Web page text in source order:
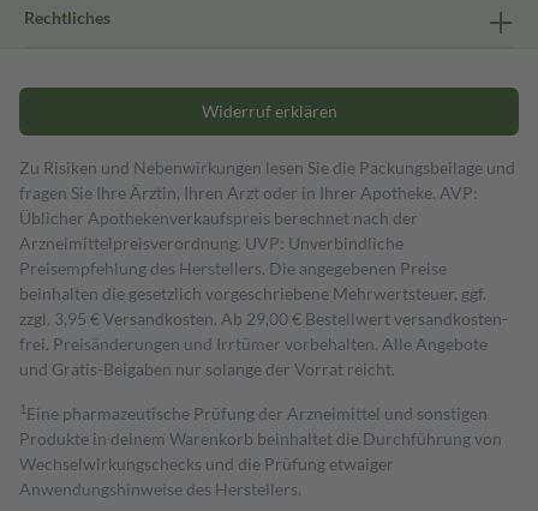
Rechtliches
Widerruf erklären
Zu Risiken und Nebenwirkungen lesen Sie die Packungsbeilage und
fragen Sie Ihre Ärztin, Ihren Arzt oder in Ihrer Apotheke. AVP:
Üblicher Apothekenverkaufspreis berechnet nach der
Arzneimittelpreisverordnung. UVP: Unverbindliche
Preisempfehlung des Herstellers. Die angegebenen Preise
beinhalten die gesetzlich vorgeschriebene Mehrwertsteuer, ggf.
zzgl. 3,95 € Versandkosten. Ab 29,00 € Bestell­wert versand­kosten­
frei. Preisänderungen und Irrtümer vorbehalten. Alle Angebote
und Gratis-Beigaben nur solange der Vorrat reicht.
1 Eine pharmazeutische Prüfung der Arzneimittel und sonstigen
Produkte in deinem Warenkorb beinhaltet die Durchführung von
Wechselwirkungschecks und die Prüfung etwaiger
Anwendungshinweise des Herstellers.